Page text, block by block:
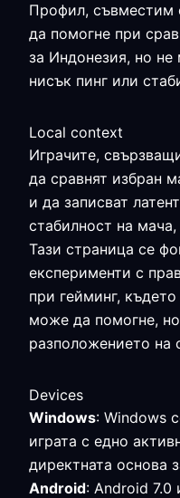
Профил, съвместим
да помогне при
за Индонезия, но
нисък пинг или
Local context
Играчите,
да сравнят избран
и да записват
стабилност на
Тази страница се
експерименти с
при гейминг,
може да помогне,
разположението на
Devices
Windows: Windows
играта с едно
директната основа
Android: Android 7.0